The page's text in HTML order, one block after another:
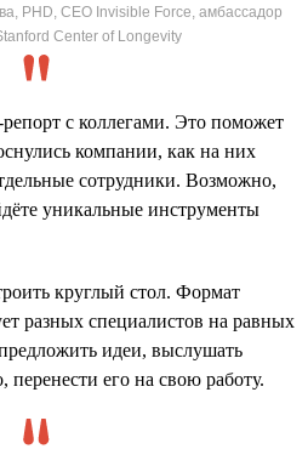
PHD, CEO Invisible Force, амбассадор
Center of Longevity
с коллегами. Это поможет
компании, как на них
сотрудники. Возможно,
уникальные инструменты
круглый стол. Формат
разных специалистов на равных
идеи, выслушать
его на свою работу.